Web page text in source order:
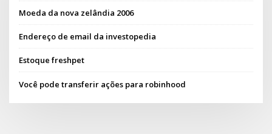
Moeda da nova zelândia 2006
Endereço de email da investopedia
Estoque freshpet
Você pode transferir ações para robinhood